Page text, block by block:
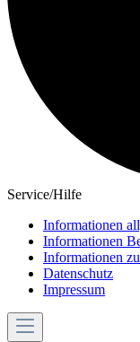
Service/Hilfe
Informationen
Informationen
Informationen
Datenschutz
Impressum